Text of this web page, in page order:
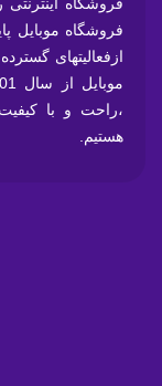
فروشگاه موبایل
ازفعالیتهای
،راحت و با
هستیم.